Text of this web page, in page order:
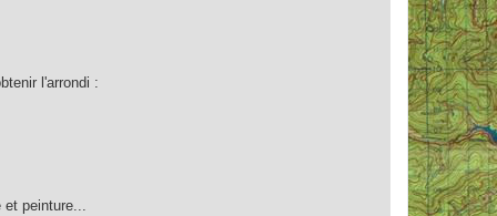
l'arrondi :
et peinture...